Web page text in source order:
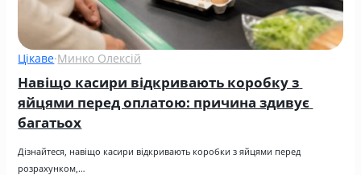
Цікаве·Минко Олексій
Навіщо касири відкривають коробку з
яйцями перед оплатою: причина здивує
багатьох
Дізнайтеся, навіщо касири відкривають коробки з яйцями перед
розрахунком,…